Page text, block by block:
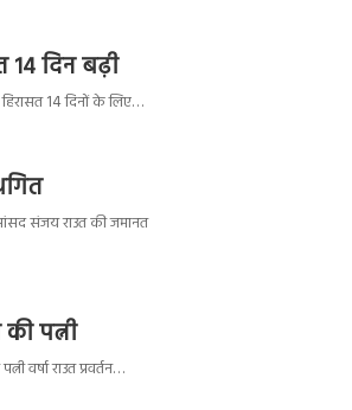
14 दिन बढ़ी
14 दिनों के लिए…
संजय राउत की जमानत
पत्नी
वर्षा राउत प्रवर्तन…